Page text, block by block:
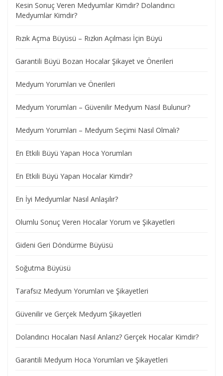
Kesin Sonuç Veren Medyumlar Kimdir? Dolandırıcı
Medyumlar Kimdir?
Rızık Açma Büyüsü – Rızkın Açılması İçin Büyü
Garantili Büyü Bozan Hocalar Şikayet ve Önerileri
Medyum Yorumları ve Önerileri
Medyum Yorumları – Güvenilir Medyum Nasıl Bulunur?
Medyum Yorumları – Medyum Seçimi Nasıl Olmalı?
En Etkili Büyü Yapan Hoca Yorumları
En Etkili Büyü Yapan Hocalar Kimdir?
En İyi Medyumlar Nasıl Anlaşılır?
Olumlu Sonuç Veren Hocalar Yorum ve Şikayetleri
Gideni Geri Döndürme Büyüsü
Soğutma Büyüsü
Tarafsız Medyum Yorumları ve Şikayetleri
Güvenilir ve Gerçek Medyum Şikayetleri
Dolandırıcı Hocaları Nasıl Anlarız? Gerçek Hocalar Kimdir?
Garantili Medyum Hoca Yorumları ve Şikayetleri